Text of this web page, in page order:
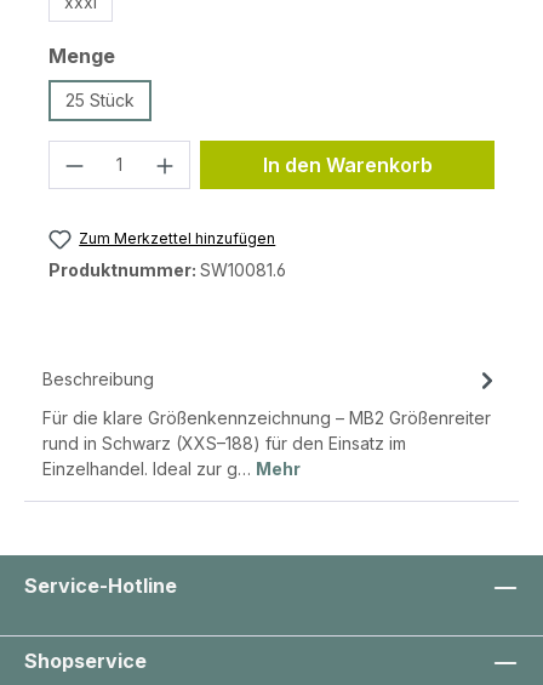
Mengeauswählen
25 Stück
Produkt Anzahl: Gib den
In den Warenkorb
Zum Merkzettel hinzufügen
Produktnummer: SW10081.6
Beschreibung
Für die klare Größenkennzeichnung – MB2 Größenreiter
rund in Schwarz (XXS–188) für den Einsatz im
Einzelhandel. Ideal zur g… Mehr
Service-Hotline
Shopservice